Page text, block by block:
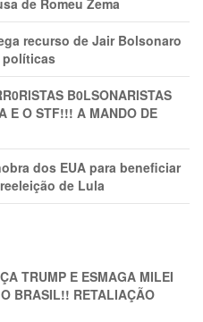
de Romeu Zema
recurso de Jair Bolsonaro
políticas
B0LSONARlSTAS
E O STF!!! A MANDO DE
dos EUA para beneficiar
de Lula
TRUMP E ESMAGA MILEI
BRASIL!! RETALIAÇÃO